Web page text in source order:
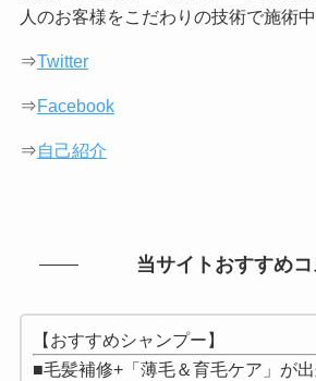
人のお客様をこだわりの技術で施術中
⇒Twitter
⇒Facebook
⇒自己紹介
当サイトおすすめコ
【おすすめシャンプー】
■毛髪補修+「薄毛＆育毛ケア」が